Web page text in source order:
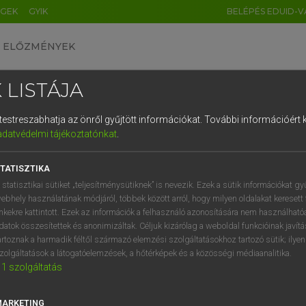
GYIK BELÉPÉS EDUID-
ELŐZMÉNYEK
szótár
VAN ELŐFIZETÉSED?
megtekintéséhez.
LISTÁJA
az önről gyűjtött információkat. További információért
tájékoztatónkat.
statisztikai sütiket „teljesítménysütiknek” is nevezik. Ezek a sütik információkat
használatának módjáról, többek között arról, hogy milyen oldalakat keresett
kattintott. Ezek az információk a felhasználó azonosítására nem
összesítettek és anonimizáltak. Céljuk kizárólag a weboldal funkcióinak
a harmadik féltől származó elemzési szolgáltatásokhoz tartozó sütik;
a látogatóelemzések, a hőtérképek és a közösségi médiaanalitika.
1 szolgáltatás
DE CN FR ES IT NL
1 2 3 4 5 6 7 8 9
q w e r t z u i
a s d f g h j k l é
í y x c v b n m , .